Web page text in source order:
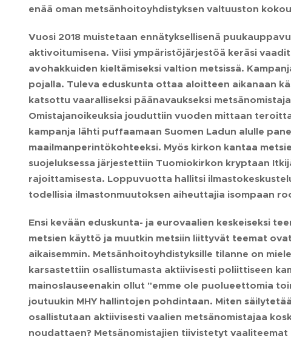
enää oman metsänhoitoyhdistyksen valtuuston
Vuosi 2018 muistetaan ennätyksellisenä
aktivoitumisena. Viisi ympäristöjärjestöä keräsi
avohakkuiden kieltämiseksi valtion metsissä.
pojalla. Tuleva eduskunta ottaa aloitteen aikanaan
katsottu vaaralliseksi päänavaukseksi
Omistajanoikeuksia jouduttiin vuoden mittaan
kampanja lähti puffaamaan Suomen Ladun alulle
maailmanperintökohteeksi. Myös kirkon kantaa
suojeluksessa järjestettiin Tuomiokirkon kryptaan
rajoittamisesta. Loppuvuotta hallitsi
todellisia ilmastonmuutoksen aiheuttajia isompaan
Ensi kevään eduskunta- ja eurovaalien keskeiseksi
metsien käyttö ja muutkin metsiin liittyvät teemat
aikaisemmin. Metsänhoitoyhdistyksille tilanne on
karsastettiin osallistumasta aktiivisesti poliittiseen
mainoslauseenakin ollut "emme ole puolueettomia
joutuukin MHY hallintojen pohdintaan. Miten
osallistutaan aktiivisesti vaalien metsänomistajaa
noudattaen? Metsänomistajien tiivistetyt